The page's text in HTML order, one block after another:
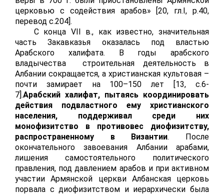
церковью с содействия арабов» [20, гл.I,p.40,
перевод с.204].
С конца VII в., как известно, значительная
часть Закавказья оказалась под властью
Арабского халифата. В годы арабского
владычества строительная деятельность в
Албании сокращается, а христианская культовая –
почти замирает на 100–150 лет [13, c.6-
7].Арабский халифат, пытаясь координировать
действия подвластного ему христианского
населения, поддерживал среди них
монофизитство в противовес диофизитству,
распространенному в Византии. После
окончательного завоевания Албании арабами,
лишения самостоятельного политического
правления, под давлением арабов и при активном
участии Армянской церкви Албанская церковь
порвала с диофизитством и иерархически была